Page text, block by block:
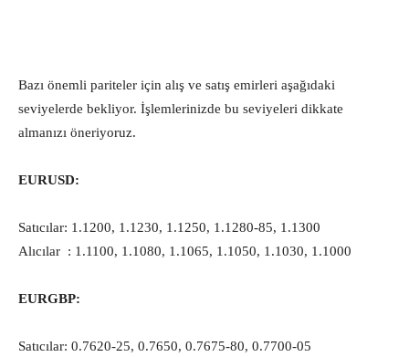
Bazı önemli pariteler için alış ve satış emirleri aşağıdaki
seviyelerde bekliyor. İşlemlerinizde bu seviyeleri dikkate
almanızı öneriyoruz.
EURUSD:
Satıcılar: 1.1200, 1.1230, 1.1250, 1.1280-85, 1.1300
Alıcılar : 1.1100, 1.1080, 1.1065, 1.1050, 1.1030, 1.1000
EURGBP:
Satıcılar: 0.7620-25, 0.7650, 0.7675-80, 0.7700-05